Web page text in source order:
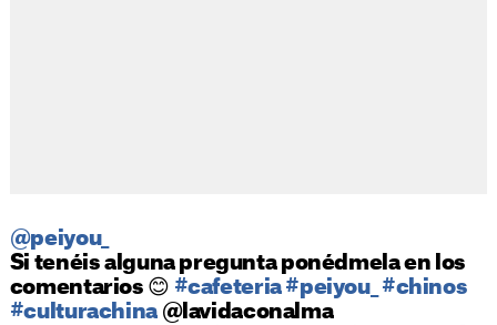
@peiyou_
Si tenéis alguna pregunta ponédmela en los
comentarios 😊 #cafeteria #peiyou_ #chinos
#culturachina@lavidaconalma